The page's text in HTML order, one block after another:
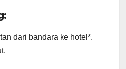
dari bandara ke hotel*.